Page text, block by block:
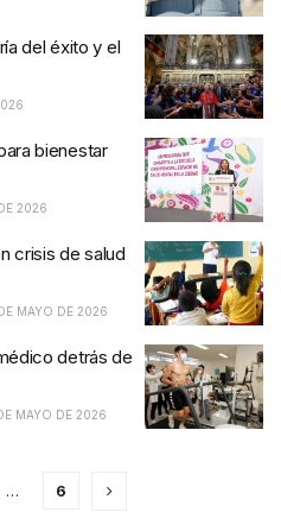
del éxito y el
bienestar
2026
crisis de salud
MAYO DE 2026
detrás de
MAYO DE 2026
… 6